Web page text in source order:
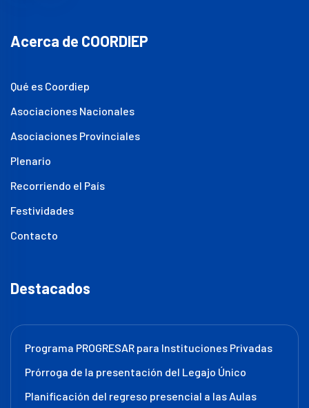
Acerca de COORDIEP
Qué es Coordiep
Asociaciones Nacionales
Asociaciones Provinciales
Plenario
Recorriendo el País
Festividades
Contacto
Destacados
Programa PROGRESAR para Instituciones Privadas
Prórroga de la presentación del Legajo Único
Planificación del regreso presencial a las Aulas